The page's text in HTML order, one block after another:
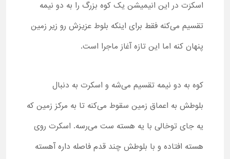
اسکرَت در این انیمیشن یک کوه بزرگ را به دو نیمه
تقسیم می‌کنه فقط برای اینکه بلوط عزیزش رو زیر زمین
پنهان کنه اما این تازه آغاز ماجرا است.
کوه به دو نیمه تقسیم می‌شه و اسکرت به دنبال
بلوطش به اعماق زمین سقوط می‌کنه تا به مرکز زمین که
یه جای توخالی با یه هسته ست می‌رسه. اسکرت روی
هسته افتاده و با بلوطش چند قدم فاصله داره آهسته